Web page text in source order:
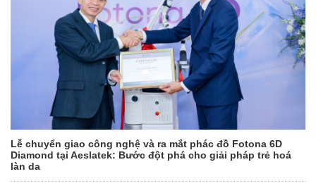
Lễ chuyển giao công nghệ và ra mắt phác đồ Fotona 6D
Diamond tại Aeslatek: Bước đột phá cho giải pháp trẻ hoá
làn da